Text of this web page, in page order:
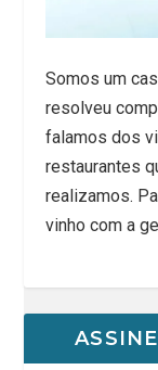
Somos um
resolveu
falamos dos
restaurantes
realizamos.
vinho com a